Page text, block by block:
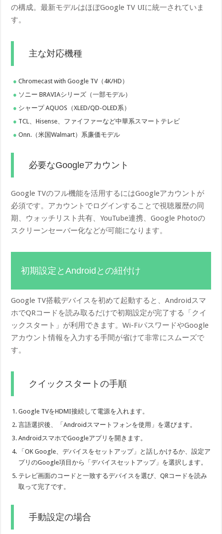
の構成。最新モデルはほぼGoogle TV UIに統一されていま
す。
主な対応機種
Chromecast with Google TV（4K/HD）
ソニー BRAVIAシリーズ（一部モデル）
シャープ AQUOS（XLED/QD-OLED系）
TCL、Hisense、ファイファーなど中華系スマートテレビ
Onn.（米国Walmart）系廉価モデル
必要なGoogleアカウント
Google TVのフル機能を活用するにはGoogleアカウントが
必須です。アカウントでログインすることで視聴履歴の同
期、ウォッチリスト共有、YouTube連携、Google Photoの
スクリーンセーバー化などが可能になります。
初期設定とAndroidとの紐付け
Google TV搭載デバイスを初めて起動すると、Androidスマ
ホでQRコードを読み取るだけで初期設定が完了する「クイ
ックスタート」が利用できます。Wi-FiパスワードやGoogle
アカウント情報を入力する手間が省けて非常にスムーズで
す。
クイックスタートの手順
Google TVをHDMI接続して電源を入れます。
言語選択後、「Androidスマートフォンを使用」を選びます。
AndroidスマホでGoogleアプリを開きます。
「OK Google、デバイスをセットアップ」と話しかけるか、設定ア
プリのGoogle項目から「デバイスセットアップ」を選択します。
テレビ画面のコードと一致するデバイスを選び、QRコードを読み
取って完了です。
手動設定の場合